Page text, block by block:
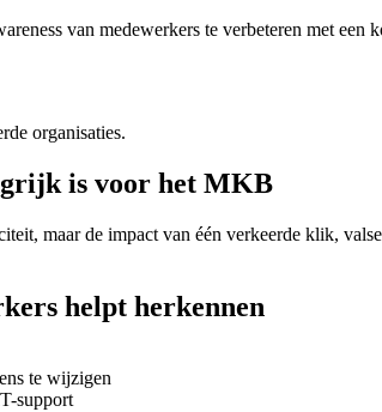
van medewerkers te verbeteren met
organisaties.
is voor het MKB
maar de impact van één verkeerde klik,
helpt herkennen
te wijzigen
support